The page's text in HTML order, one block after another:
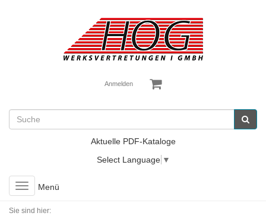
Anmelden
Aktuelle PDF-Kataloge
Select Language ▼
Toggle
navigation
Menü
Sie sind hier: